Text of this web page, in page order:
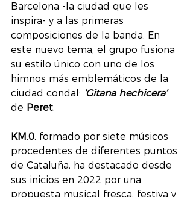
Barcelona -la ciudad que les
inspira- y a las primeras
composiciones de la banda. En
este nuevo tema, el grupo fusiona
su estilo único con uno de los
himnos más emblemáticos de la
ciudad condal: ‘Gitana hechicera’
de Peret.
KM.0, formado por siete músicos
procedentes de diferentes puntos
de Cataluña, ha destacado desde
sus inicios en 2022 por una
propuesta musical fresca, festiva y